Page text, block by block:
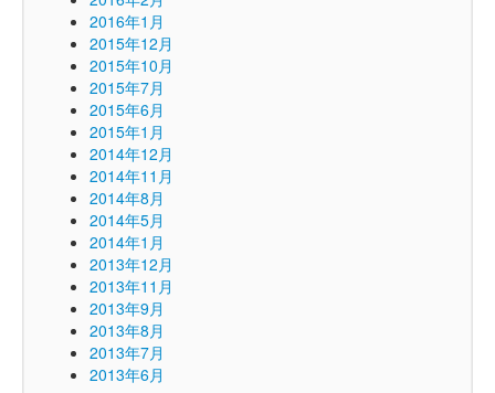
2016年1月
2015年12月
2015年10月
2015年7月
2015年6月
2015年1月
2014年12月
2014年11月
2014年8月
2014年5月
2014年1月
2013年12月
2013年11月
2013年9月
2013年8月
2013年7月
2013年6月